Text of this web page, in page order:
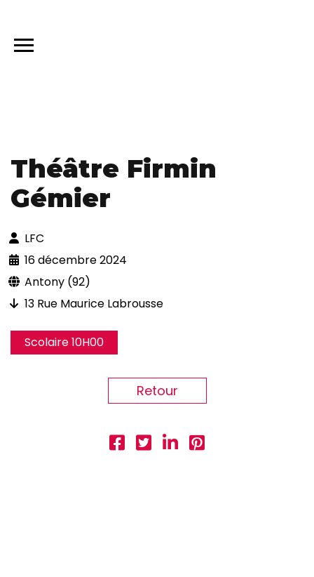
Théâtre Firmin
Gémier
LFC
16 décembre 2024
Antony (92)
13 Rue Maurice Labrousse
Scolaire 10H00
Retour